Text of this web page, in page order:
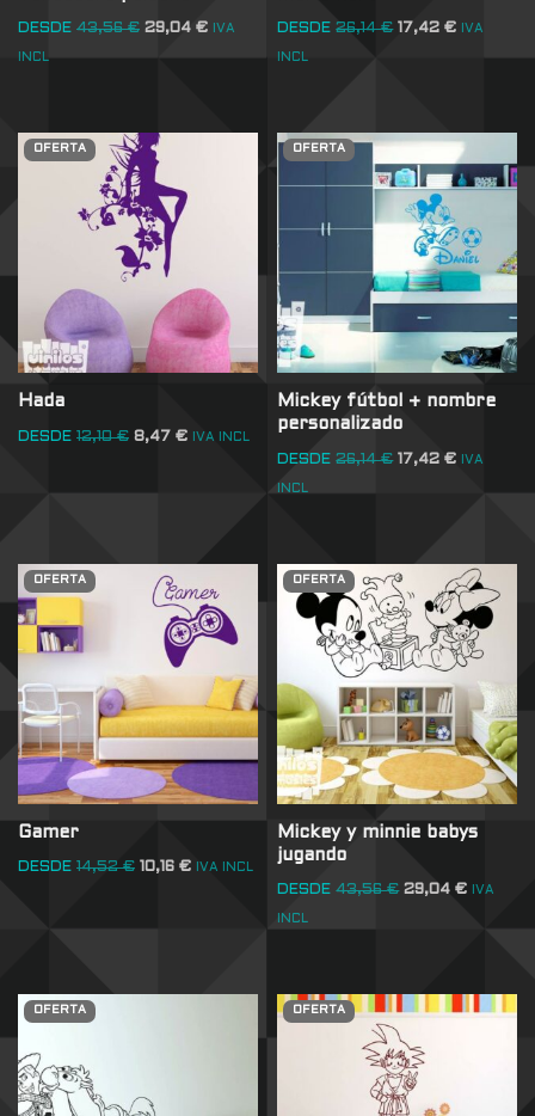
DESDE 43,56€ 29,04 € IVA
INCL
DESDE 26,14€ 17,42€ IVA
INCL
OFERTA
Hada
DESDE 12,10€ 8,47 € IVA INCL
OFERTA
Mickey fútbol + nombre
personalizado
DESDE 26,14€ 17,42€ IVA
INCL
OFERTA
Gamer
DESDE 14,52€ 10,16 € IVA INCL
OFERTA
Mickey y minnie babys
jugando
DESDE 43,56€ 29,04€ IVA
INCL
OFERTA OFERTA